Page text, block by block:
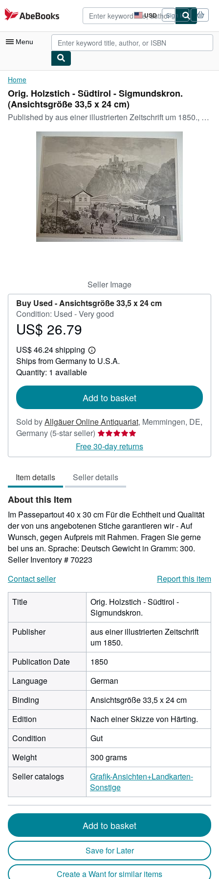
Skip to main content
AbeBooks.com USD
Site
shopping
preferences
Sign in
Menu
My Account
My Purchases
Advanced Search
Browse Collections
Art & Collectibles
Textbooks
Start Selling
Home
Orig. Holzstich - Südtirol - Sigmundskron.
(Ansichtsgröße 33,5 x 24 cm)
Published byaus einer illustrierten Zeitschrift um 1850., 1850
Seller Image
Buy Used -Ansichtsgröße 33,5 x 24 cm
Condition: Used - Very good
Price
26.79
US$ 26.79
US$ 46.24 shipping
Learn
more
Ships from Germany to U.S.A.
Quantity: 1 available
Add to basket
Sold byAllgäuer Online Antiquariat, Memmingen, DE,
Germany (5-star seller) Seller
rating
5
of
5
Free 30-day returns
Item details Seller details
About this Item
Im Passepartout 40 x 30 cm Für die Echtheit und Qualität
der von uns angebotenen Stiche garantieren wir - Auf
Wunsch, gegen Aufpreis mit Rahmen. Fragen Sie gerne
bei uns an. Sprache: Deutsch Gewicht in Gramm: 300.
Seller Inventory # 70223
Contact seller
Report this item
Title
Orig. Holzstich - Südtirol -
Sigmundskron.
Publisher
aus einer illustrierten Zeitschrift
um 1850.
Publication Date
1850
Language
German
Binding
Ansichtsgröße 33,5 x 24 cm
Edition
Nach einer Skizze von Härting.
Condition
Gut
Weight
300 grams
Seller catalogs
Grafik-Ansichten+Landkarten-
Sonstige
Add to basket
Save for Later
Create a Want for similar items